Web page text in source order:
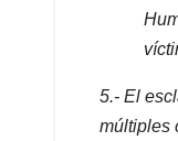
5.- El
múltiples